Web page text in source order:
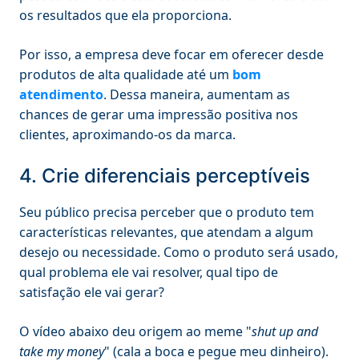
os resultados que ela proporciona.
Por isso, a empresa deve focar em oferecer desde
produtos de alta qualidade até um bom
atendimento. Dessa maneira, aumentam as
chances de gerar uma impressão positiva nos
clientes, aproximando-os da marca.
4. Crie diferenciais perceptíveis
Seu público precisa perceber que o produto tem
características relevantes, que atendam a algum
desejo ou necessidade. Como o produto será usado,
qual problema ele vai resolver, qual tipo de
satisfação ele vai gerar?
O vídeo abaixo deu origem ao meme "shut up and
take my money" (cala a boca e pegue meu dinheiro).